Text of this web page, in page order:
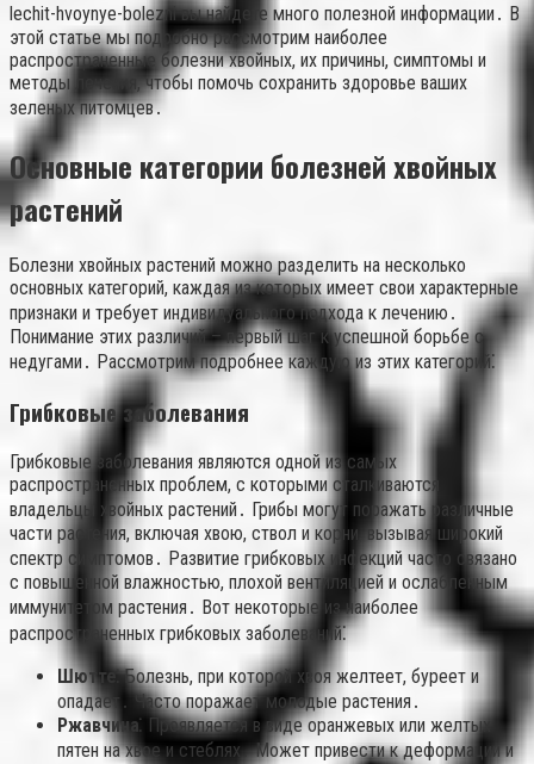
lechit-hvoynye-bolezni вы найдете много полезной информации․ В
этой статье мы подробно рассмотрим наиболее
распространенные болезни хвойных, их причины, симптомы и
методы лечения, чтобы помочь сохранить здоровье ваших
зеленых питомцев․
Основные категории болезней хвойных
растений
Болезни хвойных растений можно разделить на несколько
основных категорий, каждая из которых имеет свои характерные
признаки и требует индивидуального подхода к лечению․
Понимание этих различий – первый шаг к успешной борьбе с
недугами․ Рассмотрим подробнее каждую из этих категорий⁚
Грибковые заболевания
Грибковые заболевания являются одной из самых
распространенных проблем, с которыми сталкиваются
владельцы хвойных растений․ Грибы могут поражать различные
части растения, включая хвою, ствол и корни, вызывая широкий
спектр симптомов․ Развитие грибковых инфекций часто связано
с повышенной влажностью, плохой вентиляцией и ослабленным
иммунитетом растения․ Вот некоторые из наиболее
распространенных грибковых заболеваний⁚
Шютте⁚Болезнь, при которой хвоя желтеет, буреет и
опадает․ Часто поражает молодые растения․
Ржавчина⁚ Проявляется в виде оранжевых или желтых
пятен на хвое и стеблях․ Может привести к деформации и